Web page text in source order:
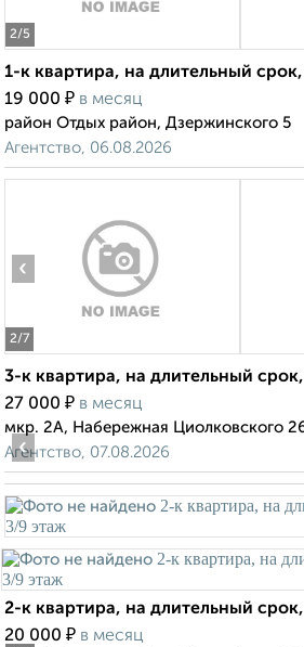
2/5
1-к квартира, на длительный
19 000 ₽ в месяц
район Отдых район, Дзержинского 5
Агентство, 06.08.2026
2/7
‹
3-к квартира, на длительный
27 000 ₽ в месяц
мкр. 2А, Набережная Циолковского
Агентство, 07.08.2026
‹
2-к квартира, на длительный
20 000 ₽ в месяц